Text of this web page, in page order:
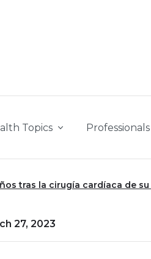
Topics Professionals
tras la cirugía cardíaca de
27, 2023